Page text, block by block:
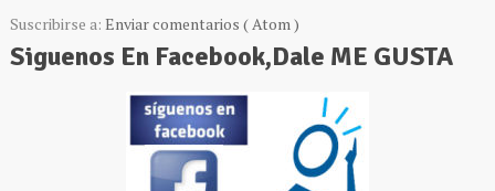
Suscribirse a: Enviar comentarios ( Atom )
Siguenos En Facebook,Dale ME GUSTA